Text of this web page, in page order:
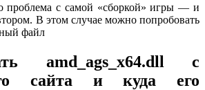
проблема с самой «сборкой» игры — и
В этом случае можно попробовать
файл
amd_ags_x64.dll с
сайта и куда его